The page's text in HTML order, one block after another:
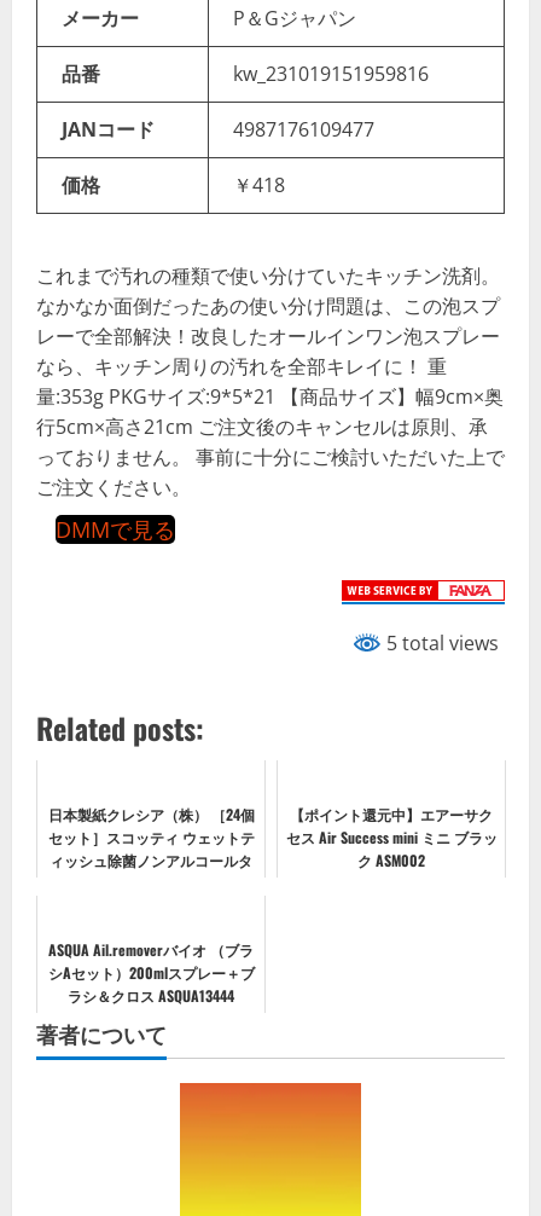
メーカー P＆Gジャパン
品番 kw_231019151959816
JANコード 4987176109477
価格 ￥418
これまで汚れの種類で使い分けていたキッチン洗剤。
なかなか面倒だったあの使い分け問題は、この泡スプ
レーで全部解決！改良したオールインワン泡スプレー
なら、キッチン周りの汚れを全部キレイに！ 重
量:353g PKGサイズ:9*5*21 【商品サイズ】幅9cm×奥
行5cm×高さ21cm ご注文後のキャンセルは原則、承
っておりません。 事前に十分にご検討いただいた上で
ご注文ください。
DMMで見る
5 total views
Related posts:
日本製紙クレシア（株） ［24個
セット］スコッティ ウェットテ
ィッシュ除菌ノンアルコールタ
【ポイント還元中】エアーサク
セス Air Success mini ミニ ブラッ
ク ASM002
ASQUA Ail.removerバイオ （ブラ
シAセット）200mlスプレー＋ブ
ラシ＆クロス ASQUA13444
著者について